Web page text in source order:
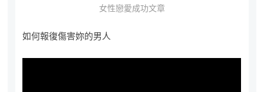
女性戀愛成功文章
如何報復傷害妳的男人